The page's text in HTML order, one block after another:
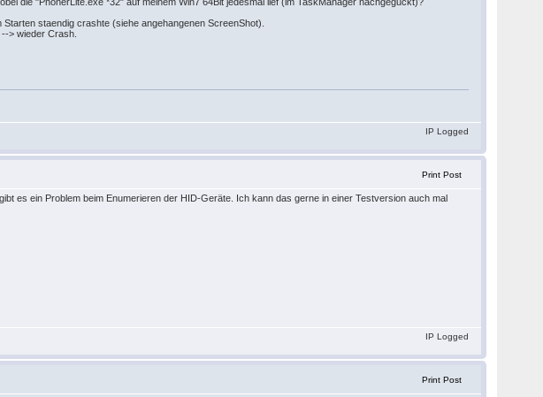
staendig crashte (siehe angehangenen ScreenShot).
> wieder Crash.
IP Logged
Print Post
es ein Problem beim Enumerieren der HID-Geräte. Ich kann das gerne in einer Testversion auch mal
IP Logged
Print Post